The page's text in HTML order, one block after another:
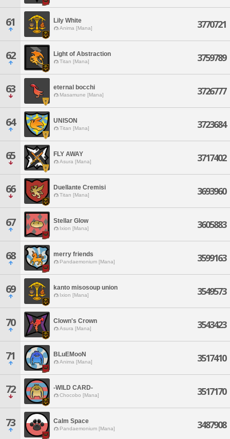
61 Lily White
Anima [Mana] 3770721
62 Light of Abstraction
Titan [Mana] 3759789
63 eternal bocchi
Masamune [Mana] 3726777
64 UNISON
Titan [Mana] 3723684
65 FLY AWAY
Asura [Mana] 3717402
66 Duellante Cremisi
Titan [Mana] 3693960
67 Stellar Glow
Ixion [Mana] 3605883
68 merry friends
Pandaemonium [Mana] 3599163
69 kanto misosoup union
Ixion [Mana] 3549573
70 Clown's Crown
Asura [Mana] 3543423
71 BLuEMooN
Anima [Mana] 3517410
72 -WILD CARD-
Chocobo [Mana] 3517170
73 Calm Space
Pandaemonium [Mana] 3487908